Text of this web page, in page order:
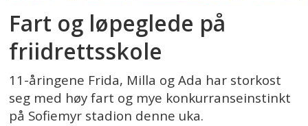
Fart og løpeglede på
friidrettsskole
11-åringene Frida, Milla og Ada har storkost
seg med høy fart og mye konkurranseinstinkt
på Sofiemyr stadion denne uka.